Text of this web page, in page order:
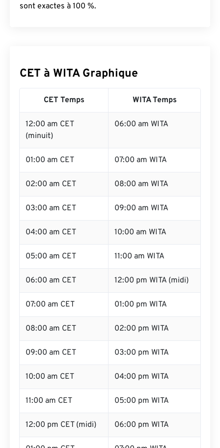
sont exactes à 100 %.
CET à WITA Graphique
CET Temps WITA Temps
12:00 am CET
(minuit)
06:00 am WITA
01:00 am CET 07:00 am WITA
02:00 am CET 08:00 am WITA
03:00 am CET 09:00 am WITA
04:00 am CET 10:00 am WITA
05:00 am CET 11:00 am WITA
06:00 am CET 12:00 pm WITA (midi)
07:00 am CET 01:00 pm WITA
08:00 am CET 02:00 pm WITA
09:00 am CET 03:00 pm WITA
10:00 am CET 04:00 pm WITA
11:00 am CET 05:00 pm WITA
12:00 pm CET (midi) 06:00 pm WITA